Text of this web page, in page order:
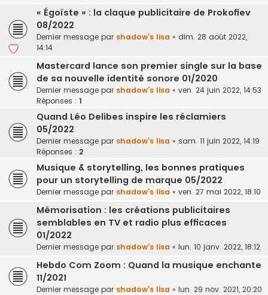
« Égoïste » : la claque publicitaire de Prokofiev
08/2022
Dernier message par shadow's lisa « dim. 28 août 2022,
14:14
Mastercard lance son premier single sur la base
de sa nouvelle identité sonore 01/2020
Dernier message par shadow's lisa « ven. 24 juin 2022, 14:53
Réponses : 1
Quand Léo Delibes inspire les réclamiers
05/2022
Dernier message par shadow's lisa « sam. 11 juin 2022, 14:19
Réponses : 2
Musique & storytelling, les bonnes pratiques
pour un storytelling de marque 05/2022
Dernier message par shadow's lisa « ven. 27 mai 2022, 18:10
Mémorisation : les créations publicitaires
semblables en TV et radio plus efficaces
01/2022
Dernier message par shadow's lisa « lun. 10 janv. 2022, 18:12
Hebdo Com Zoom : Quand la musique enchante
11/2021
Dernier message par shadow's lisa « lun. 29 nov. 2021, 20:20